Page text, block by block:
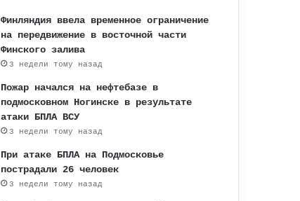
Финляндия ввела временное ограничение
на передвижение в восточной части
Финского залива
3 недели тому назад
Пожар начался на нефтебазе в
подмосковном Ногинске в результате
атаки БПЛА ВСУ
3 недели тому назад
При атаке БПЛА на Подмосковье
пострадали 26 человек
3 недели тому назад